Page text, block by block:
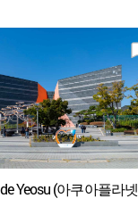
Yeosu (아쿠아플라넷